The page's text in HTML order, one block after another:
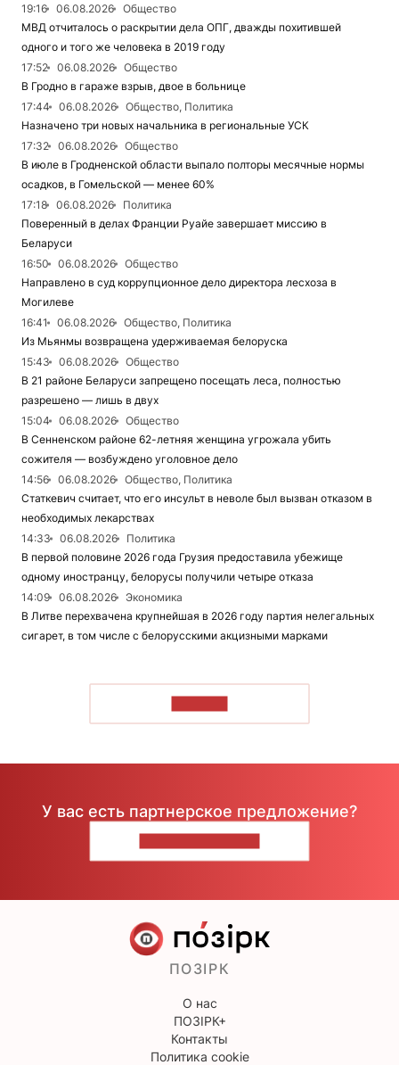
19:16
06.08.2026
Общество
МВД отчиталось о раскрытии дела ОПГ, дважды похитившей
одного и того же человека в 2019 году
17:52
06.08.2026
Общество
В Гродно в гараже взрыв, двое в больнице
17:44
06.08.2026
Общество, Политика
Назначено три новых начальника в региональные УСК
17:32
06.08.2026
Общество
В июле в Гродненской области выпало полторы месячные нормы
осадков, в Гомельской — менее 60%
17:18
06.08.2026
Политика
Поверенный в делах Франции Руайе завершает миссию в
Беларуси
16:50
06.08.2026
Общество
Направлено в суд коррупционное дело директора лесхоза в
Могилеве
16:41
06.08.2026
Общество, Политика
Из Мьянмы возвращена удерживаемая белоруска
15:43
06.08.2026
Общество
В 21 районе Беларуси запрещено посещать леса, полностью
разрешено — лишь в двух
15:04
06.08.2026
Общество
В Сенненском районе 62-летняя женщина угрожала убить
сожителя — возбуждено уголовное дело
14:56
06.08.2026
Общество, Политика
Статкевич считает, что его инсульт в неволе был вызван отказом в
необходимых лекарствах
14:33
06.08.2026
Политика
В первой половине 2026 года Грузия предоставила убежище
одному иностранцу, белорусы получили четыре отказа
14:09
06.08.2026
Экономика
В Литве перехвачена крупнейшая в 2026 году партия нелегальных
сигарет, в том числе с белорусскими акцизными марками
У вас есть партнерское предложение?
ПОЗІРК
О нас
ПОЗІРК+
Контакты
Политика cookie